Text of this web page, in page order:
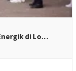
di Lo…